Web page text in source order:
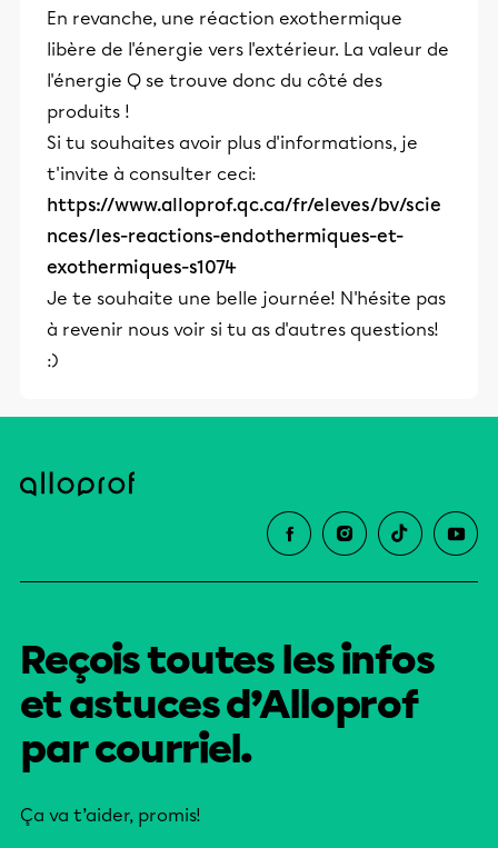
En revanche, une réaction exothermique
libère de l'énergie vers l'extérieur. La valeur de
l'énergie Q se trouve donc du côté des
produits !
Si tu souhaites avoir plus d'informations, je
t'invite à consulter ceci:
https://www.alloprof.qc.ca/fr/eleves/bv/scie
nces/les-reactions-endothermiques-et-
exothermiques-s1074
Je te souhaite une belle journée! N'hésite pas
à revenir nous voir si tu as d'autres questions!
:)
Reçois toutes les infos
et astuces d’Alloprof
par courriel.
Ça va t’aider, promis!